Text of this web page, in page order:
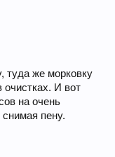
туда же морковку
И вот
на очень
пену.